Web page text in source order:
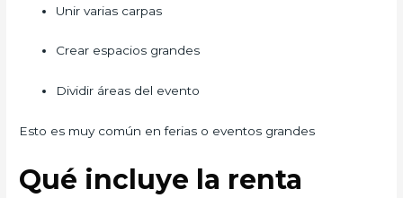
Unir varias carpas
Crear espacios grandes
Dividir áreas del evento
Esto es muy común en ferias o eventos grandes
Qué incluye la renta